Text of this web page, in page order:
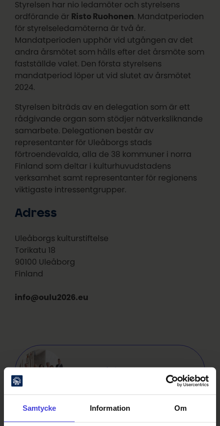
Samtycke Information Om
Styrelsen har nio ledamöter och styrelsens
ordförande är Risto Ruohonen . Mandatperioden
för styrelseledamöterna är två år.
Mandatperioden upphör vid utgången av det
andra årsmötet som hålls efter det årsmöte som
fastställde valet. Den första styrelsens
mandatperiod löper ut vid slutet av årsmötet
2024.
Styrelsen biträds av en delegation som är ett
rådgivande organ som stödjer nätverksliknande
samarbete. Delegationen består av
representanter för Uleåborgs stads
förtroendevalda, alla de 38 kommuner i norra
Finland som deltar i kulturhuvudstadens
verksamhet samt representanter för regionens
viktigaste intressentgrupper.
Adress
Uleåborgs kulturstiftelse
Torikatu 18
90100 Uleåborg
Finland
info@oulu2026.eu